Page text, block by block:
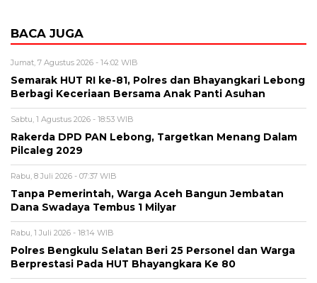
BACA JUGA
Jumat, 7 Agustus 2026 - 14:02 WIB
Semarak HUT RI ke-81, Polres dan Bhayangkari Lebong
Berbagi Keceriaan Bersama Anak Panti Asuhan
Sabtu, 1 Agustus 2026 - 18:53 WIB
Rakerda DPD PAN Lebong, Targetkan Menang Dalam
Pilcaleg 2029
Rabu, 8 Juli 2026 - 07:37 WIB
Tanpa Pemerintah, Warga Aceh Bangun Jembatan
Dana Swadaya Tembus 1 Milyar
Rabu, 1 Juli 2026 - 18:14 WIB
Polres Bengkulu Selatan Beri 25 Personel dan Warga
Berprestasi Pada HUT Bhayangkara Ke 80